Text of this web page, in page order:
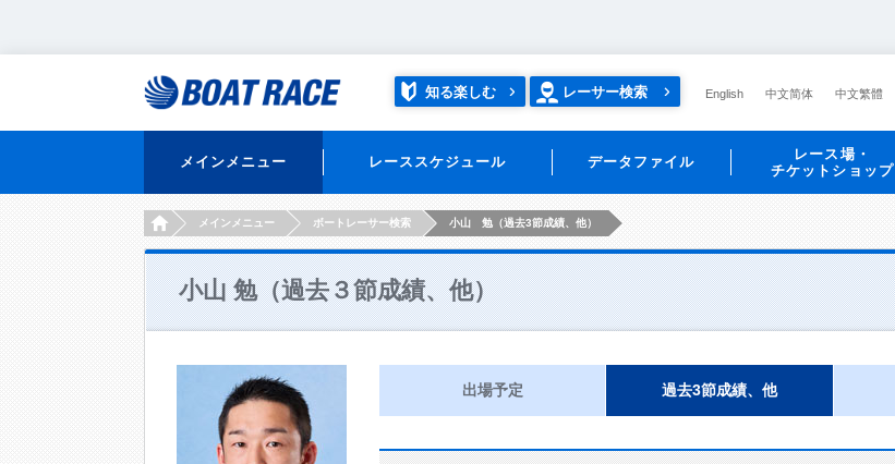
知る楽しむ レーサー検索 English 中文简体 中文繁體
メインメニュー レーススケジュール データファイル
レース場・
チケットショップ
HOMEメインメニュー ボートレーサー検索 小山 勉（過去3節成績、他）
小山 勉（過去３節成績、他）
出場予定 過去3節成績、他